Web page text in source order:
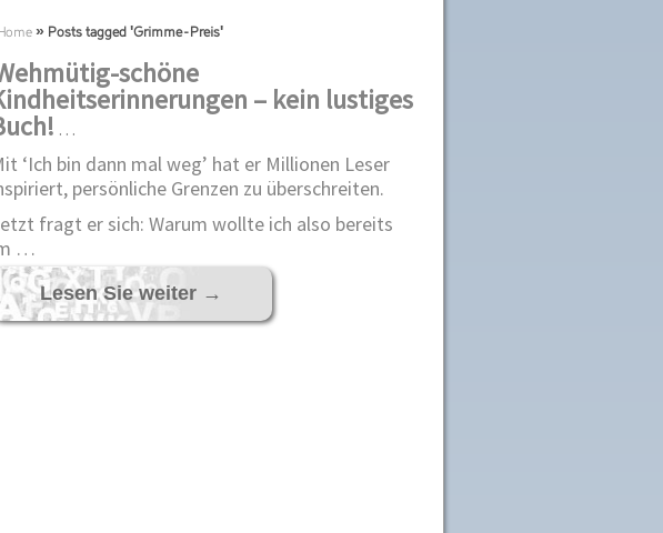
Home » Posts tagged 'Grimme-Preis'
schöne
– kein lustiges
…
‘Ich bin dann mal weg’ hat er Millionen Leser
persönliche Grenzen zu überschreiten.
fragt er sich: Warum wollte ich also bereits
…
Lesen Sie weiter →